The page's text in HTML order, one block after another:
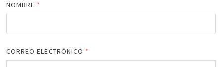
NOMBRE *
CORREO ELECTRÓNICO *